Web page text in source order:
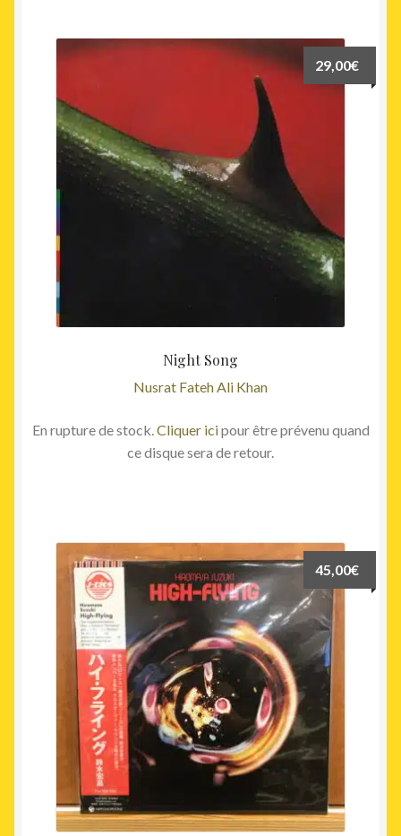
Night Song
Nusrat Fateh Ali Khan
29,00€
En rupture de stock.Cliquer icipour être prévenu quand
ce disque sera de retour.
45,00€